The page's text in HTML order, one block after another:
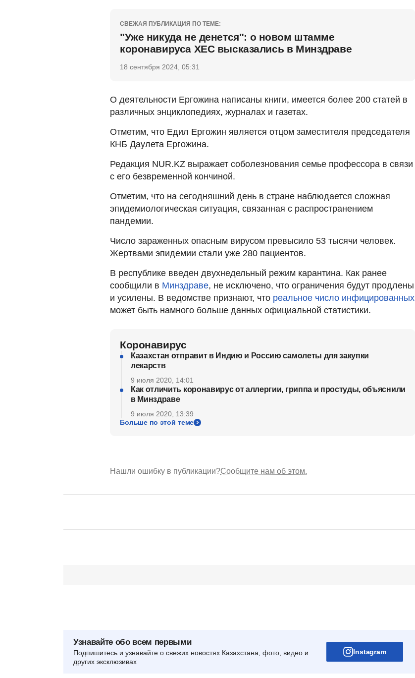
СВЕЖАЯ ПУБЛИКАЦИЯ ПО ТЕМЕ:
"Уже никуда не денется": о новом штамме
коронавируса ХЕС высказались в Минздраве
18 сентября 2024, 05:31
О деятельности Ергожина написаны книги, имеется более 200 статей в
различных энциклопедиях, журналах и газетах.
Отметим, что Едил Ергожин является отцом заместителя председателя
КНБ Даулета Ергожина.
Редакция NUR.KZ выражает соболезнования семье профессора в связи
с его безвременной кончиной.
Отметим, что на сегодняшний день в стране наблюдается сложная
эпидемиологическая ситуация, связанная с распространением
пандемии.
Число зараженных опасным вирусом превысило 53 тысячи человек.
Жертвами эпидемии стали уже 280 пациентов.
В республике введен двухнедельный режим карантина. Как ранее
сообщили в Минздраве, не исключено, что ограничения будут продлены
и усилены. В ведомстве признают, что реальное число инфицированных
может быть намного больше данных официальной статистики.
Коронавирус
Казахстан отправит в Индию и Россию самолеты для закупки
лекарств
9 июля 2020, 14:01
Как отличить коронавирус от аллергии, гриппа и простуды, объяснили
в Минздраве
9 июля 2020, 13:39
Больше по этой теме
Нашли ошибку в публикации?Сообщите нам об этом.
Узнавайте обо всем первыми
Подпишитесь и узнавайте о свежих новостях Казахстана, фото, видео и
других эксклюзивах
Instagram